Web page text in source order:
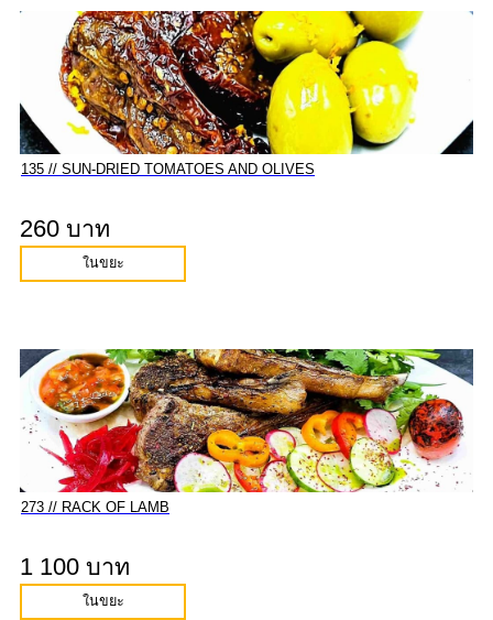
135 // SUN-DRIED TOMATOES AND OLIVES
260 บาท
ในขยะ
273 // RACK OF LAMB
1 100 บาท
ในขยะ